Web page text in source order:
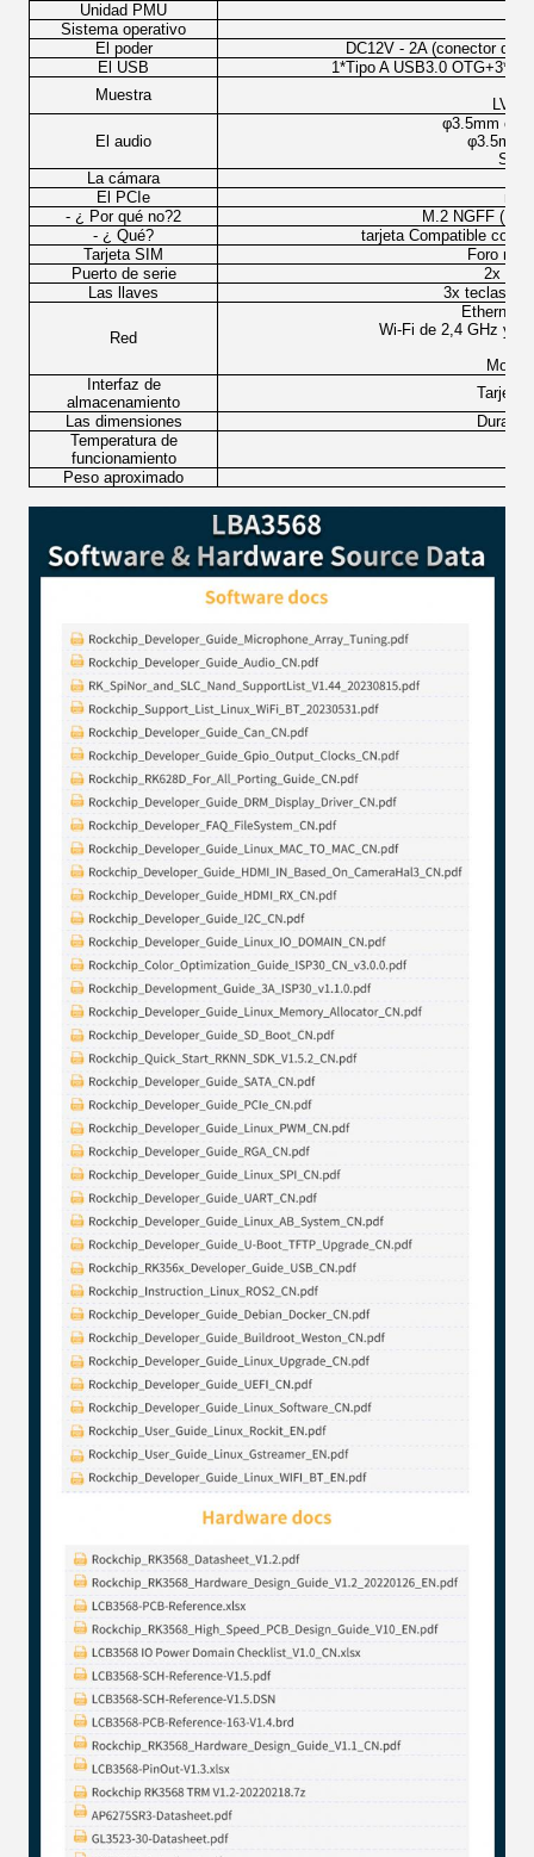
Unidad PMU
Sistema operativo
El poder
DC12V - 2A (conector de
El USB
1*Tipo A USB3.0
Muestra
El audio
φ3.5mm
φ3.5mm
La cámara
El PCIe
- ¿ Por qué no?2
M.2 NGFF (M-
- ¿ Qué?
tarjeta Compatible con
Tarjeta SIM
Foro
Puerto de serie
2x
Las llaves
3x teclas
Red
Ethernet
Wi-Fi de 2,4 GHz y 5
Interfaz de
almacenamiento
Tarjeta
Las dimensiones
Temperatura de
funcionamiento
Peso aproximado